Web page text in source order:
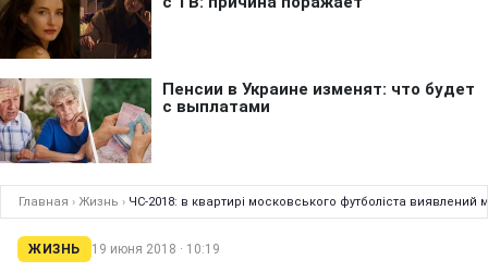
Главная › Жизнь › ЧС-2018: в квартирі московського футболіста виявлений
ЖИЗНЬ 19 июня 2018 · 10:19